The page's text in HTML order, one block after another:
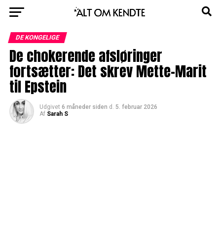
DE KONGELIGE
De chokerende afsløringer
fortsætter: Det skrev Mette-Marit
til Epstein
Udgivet 6 måneder siden d. 5. februar 2026
Af Sarah S